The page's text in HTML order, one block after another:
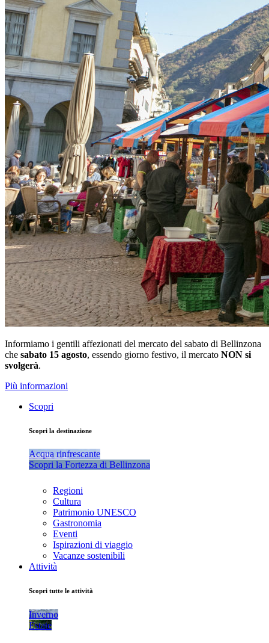
Informiamo i gentili affezionati del mercato del sabato di Bellinzona
che sabato 15 agosto, essendo giorno festivo, il mercato NON si
svolgerà.
Più informazioni
Scopri
Scopri la destinazione
Acqua rinfrescante
Scopri la Fortezza di Bellinzona
Regioni
Cultura
Patrimonio UNESCO
Gastronomia
Eventi
Ispirazioni di viaggio
Vacanze sostenibili
Attività
Scopri tutte le attività
Inverno
Estate